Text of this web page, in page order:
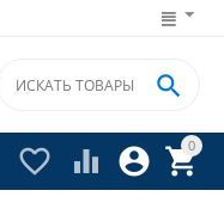
0


 
